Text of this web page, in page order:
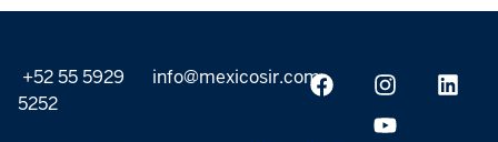
+52 55 5929
5252
info@mexicosir.com